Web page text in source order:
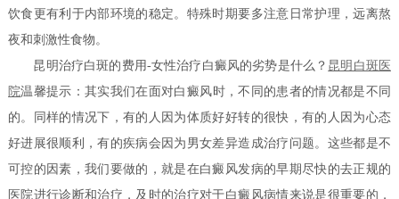
饮食更有利于内部环境的稳定。特殊时期要多注意日常护理，远离熬
夜和刺激性食物。
昆明治疗白斑的费用-女性治疗白癜风的劣势是什么？ 昆明白斑医
院温馨提示：其实我们在面对白癜风时，不同的患者的情况都是不同
的。同样的情况下，有的人因为体质好好转的很快，有的人因为心态
好进展很顺利，有的疾病会因为男女差异造成治疗问题。这些都是不
可控的因素，我们要做的，就是在白癜风发病的早期尽快的去正规的
医院进行诊断和治疗，及时的治疗对于白癜风病情来说是很重要的，